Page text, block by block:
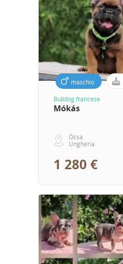
maschio
Bulldog francese
Mókás
Ócsa
Ungheria
1 280 €